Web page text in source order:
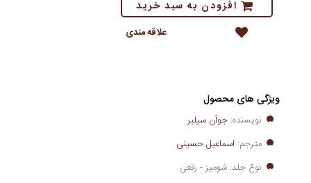
افزودن به سبد خرید
علاقه مندی
ویژگی های محصول
نویسنده: جوآن سیلبر
مترجم: اسماعیل حسینی
نوع جلد: شومیز - رقعی